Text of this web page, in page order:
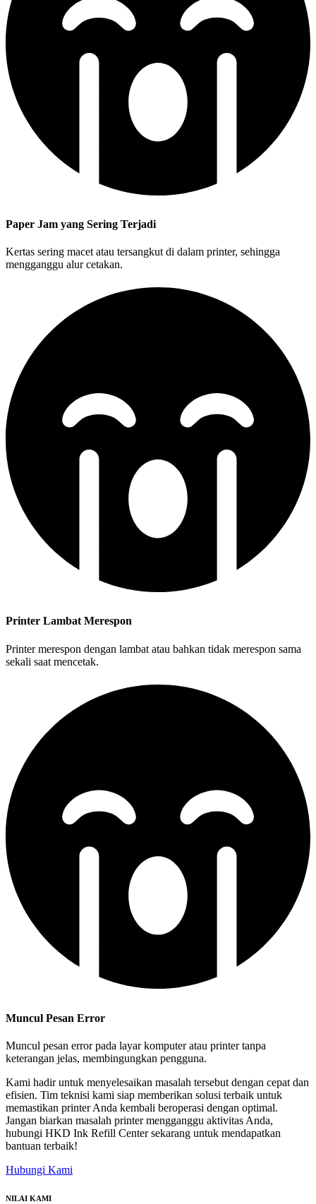
Paper Jam yang Sering Terjadi
Kertas sering macet atau tersangkut di dalam printer, sehingga
mengganggu alur cetakan.
Printer Lambat Merespon
Printer merespon dengan lambat atau bahkan tidak merespon sama
sekali saat mencetak.
Muncul Pesan Error
Muncul pesan error pada layar komputer atau printer tanpa
keterangan jelas, membingungkan pengguna.
Kami hadir untuk menyelesaikan masalah tersebut dengan cepat dan
efisien. Tim teknisi kami siap memberikan solusi terbaik untuk
memastikan printer Anda kembali beroperasi dengan optimal.
Jangan biarkan masalah printer mengganggu aktivitas Anda,
hubungi HKD Ink Refill Center sekarang untuk mendapatkan
bantuan terbaik!
Hubungi Kami
NILAI KAMI